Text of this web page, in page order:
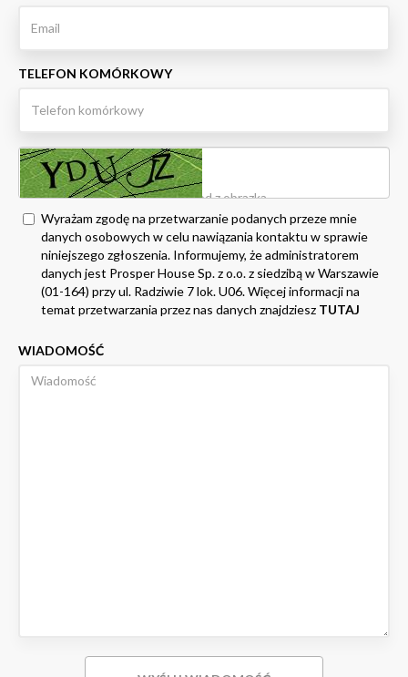
TELEFON KOMÓRKOWY
Wyrażam zgodę na przetwarzanie podanych przeze mnie
danych osobowych w celu nawiązania kontaktu w sprawie
niniejszego zgłoszenia. Informujemy, że administratorem
danych jest Prosper House Sp. z o.o. z siedzibą w Warszawie
(01-164) przy ul. Radziwie 7 lok. U06. Więcej informacji na
temat przetwarzania przez nas danych znajdziesz TUTAJ
WIADOMOŚĆ